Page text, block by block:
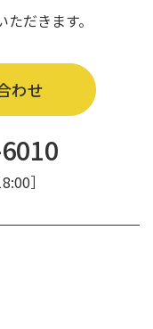
だきます。
わせ
］